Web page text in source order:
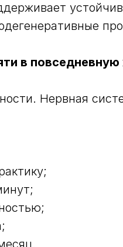
в повседневную
Нервная